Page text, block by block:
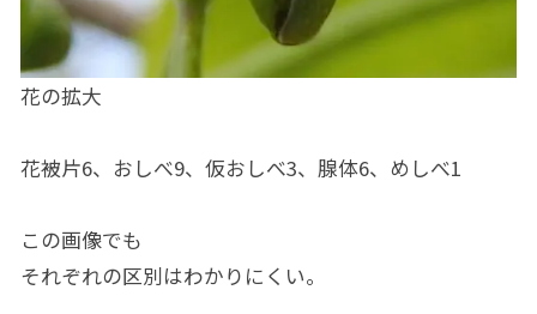
花の拡大
花被片6、おしべ9、仮おしべ3、腺体6、めしべ1
この画像でも
それぞれの区別はわかりにくい。